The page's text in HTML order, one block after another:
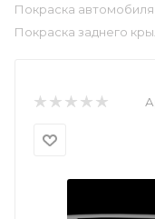
Покраска
Покраска заднего